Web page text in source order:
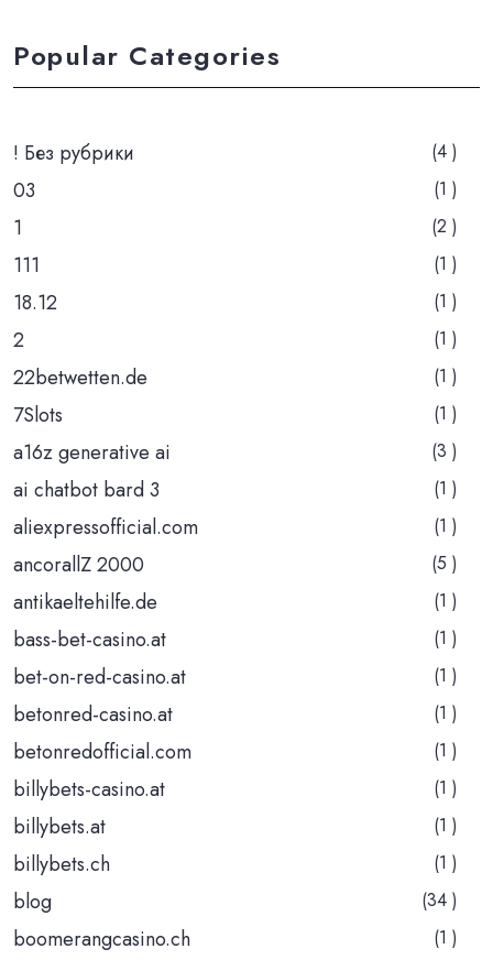
Popular Categories
! Без рубрики (4 )
03 (1 )
1 (2 )
111 (1 )
18.12 (1 )
2 (1 )
22betwetten.de (1 )
7Slots (1 )
a16z generative ai (3 )
ai chatbot bard 3 (1 )
aliexpressofficial.com (1 )
ancorallZ 2000 (5 )
antikaeltehilfe.de (1 )
bass-bet-casino.at (1 )
bet-on-red-casino.at (1 )
betonred-casino.at (1 )
betonredofficial.com (1 )
billybets-casino.at (1 )
billybets.at (1 )
billybets.ch (1 )
blog (34 )
boomerangcasino.ch (1 )